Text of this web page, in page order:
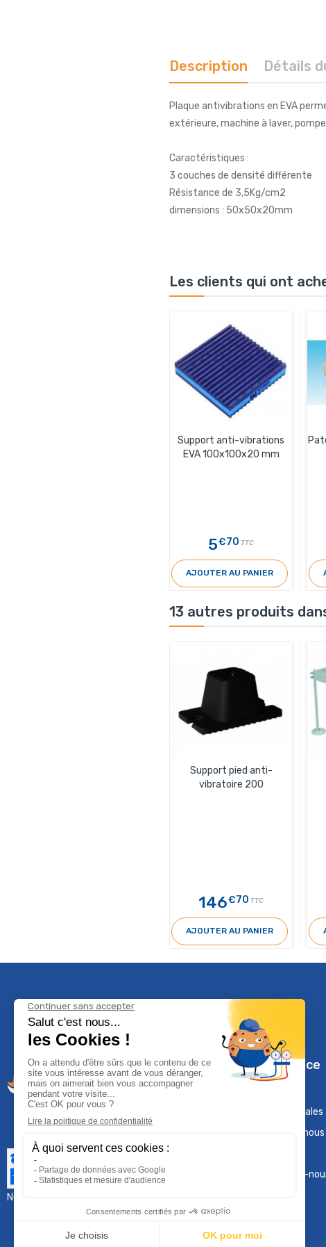
Description Détails
Plaque antivibrations en EVA
extérieure, machine à laver,
Caractéristiques :
3 couches de densité différente
Résistance de 3,5Kg/cm2
dimensions : 50x50x20mm
Les clients qui ont
Support anti-vibrations
EVA 100x100x20 mm
5€70 TTC
AJOUTER AU PANIER
13 autres produits
Support pied anti-
vibratoire 200
146€70 TTC
AJOUTER AU PANIER
Nous contacter :
Climservice
Mentions légales
Contactez-nous
Qui sommes-